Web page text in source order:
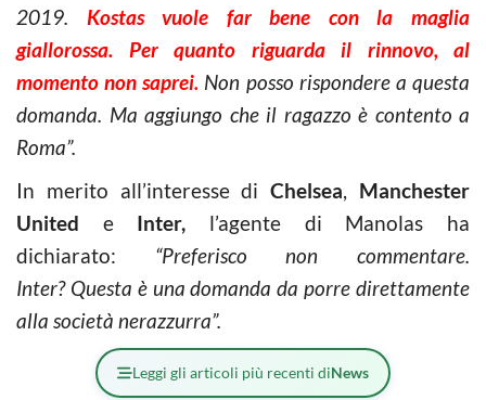
2019. Kostas vuole far bene con la maglia
giallorossa. Per quanto riguarda il rinnovo, al
momento non saprei. Non posso rispondere a questa
domanda. Ma aggiungo che il ragazzo è contento a
Roma”.
In merito all’interesse diChelsea, Manchester
United e Inter, l’agente di Manolas ha
dichiarato: “Preferisco non commentare.
Inter? Questa è una domanda da porre direttamente
alla società nerazzurra”.
Leggi gli articoli più recenti diNews